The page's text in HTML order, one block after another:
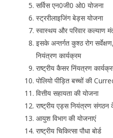
सर्विस एन0जी0 ओ0 योजना
स्ट्ररीलाइजिंग बेड्स योजना
स्वास्थय और परिवार कल्याण
इसके अन्तर्गत कुश्ठ रोग
नियंत्रण कार्यक्रम
राष्ट्रीय कैसर निंयत्रण
पोलियो पीड़ित बच्चों की
वित्तीय सहायता की योजना
राष्ट्रीय एड्स नियंत्रण संगठन
आयुश विभाग की योजनाएं
राष्ट्रीय चिकित्सा पौधा बोर्ड